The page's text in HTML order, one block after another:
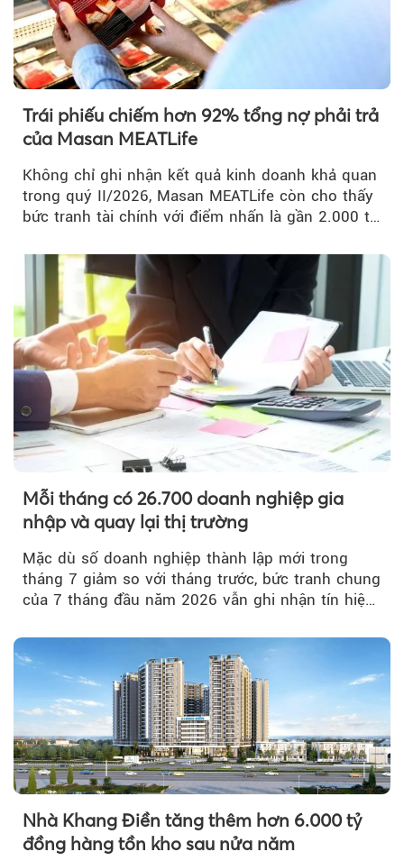
Trái phiếu chiếm hơn 92% tổng nợ phải trả
của Masan MEATLife
Không chỉ ghi nhận kết quả kinh doanh khả quan
trong quý II/2026, Masan MEATLife còn cho thấy
bức tranh tài chính với điểm nhấn là gần 2.000 tỷ
Mỗi tháng có 26.700 doanh nghiệp gia
nhập và quay lại thị trường
Mặc dù số doanh nghiệp thành lập mới trong
tháng 7 giảm so với tháng trước, bức tranh chung
của 7 tháng đầu năm 2026 vẫn ghi nhận tín hiệu
Nhà Khang Điền tăng thêm hơn 6.000 tỷ
đồng hàng tồn kho sau nửa năm